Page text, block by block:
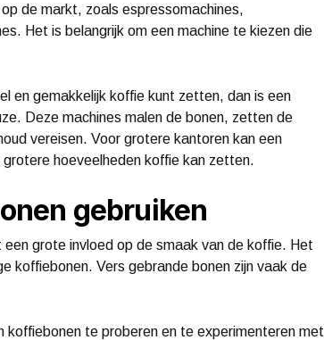
de markt, zoals espressomachines,
Het is belangrijk om een machine te kiezen die
en gemakkelijk koffie kunt zetten, dan is een
Deze machines malen de bonen, zetten de
vereisen. Voor grotere kantoren kan een
hoeveelheden koffie kan zetten.
gebruiken
grote invloed op de smaak van de koffie. Het
koffiebonen. Vers gebrande bonen zijn vaak de
koffiebonen te proberen en te experimenteren met